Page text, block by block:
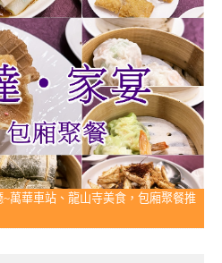
萬華車站、龍山寺美食，包廂聚餐推